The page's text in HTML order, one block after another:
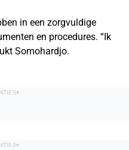
in een zorgvuldige
en procedures. “Ik
Somohardjo.